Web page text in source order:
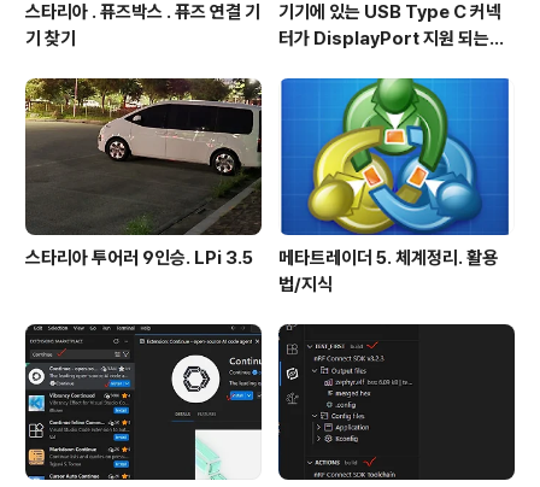
스타리아 . 퓨즈박스 . 퓨즈 연결 기
기 찾기
기기에 있는 USB Type C 커넥
터가 DisplayPort 지원 되는지
스타리아 투어러 9인승. LPi 3.5
메타트레이더 5. 체계정리. 활용
법/지식